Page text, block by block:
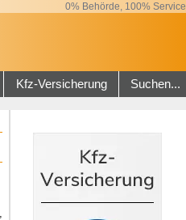
0% Behörde, 100% Service
Kfz-Versicherung Suchen...